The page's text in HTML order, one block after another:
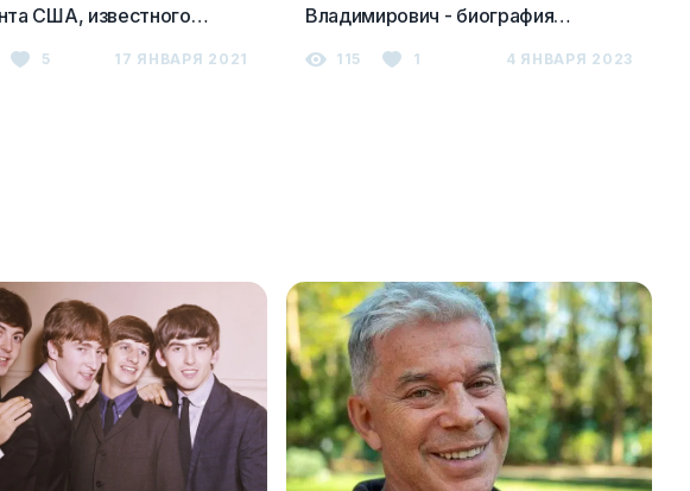
США, известного
5 17 ЯНВАРЯ 2021
Владимирович - биография
личная жизнь
115 1 4 ЯНВАРЯ 2023